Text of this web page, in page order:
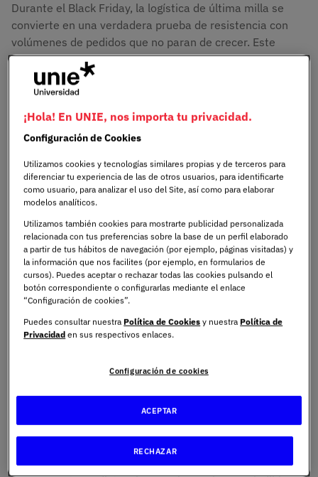
Durante el Black Friday, la logística de última milla se
convierte en una verdadera prueba de resistencia con
volúmenes de pedidos que no paran de crecer. Este
último eslabón en la cadena de suministro,
aparentemente sencillo, esconde desafíos que afectan
directamente en los precios, en los tiempos de entrega y,
sobre todo, en la satisfacción del cliente.
Para enfrentar estos retos, es esencial contar con
profesionales capacitados que puedan implementar
soluciones rápidas y eficientes en la gestión logística.
Programas como el
Máster Universitario en Dirección
forman a expertos capaces de optimizar cada etapa del
proceso, desde el aprovisionamiento hasta la entrega
final, asegurando que, incluso en días de alta demanda
las operaciones se desarrollen con normalidad.
Última milla: Definición y
relevancia en picos de
demanda
La "última milla" en logística se refiere al tramo final del
proceso de entrega de un producto, desde el centro de
distribución hasta la puerta del cliente. Este segmento,
¡Hola! En UNIE, nos importa tu privacidad.
Configuración de Cookies
Utilizamos cookies y tecnologías similares propias y de terceros para
diferenciar tu experiencia de las de otros usuarios, para identificarte
como usuario, para analizar el uso del Site, así como para elaborar
modelos analíticos.
Utilizamos también cookies para mostrarte publicidad personalizada
relacionada con tus preferencias sobre la base de un perfil elaborado
a partir de tus hábitos de navegación (por ejemplo, páginas visitadas) y
la información que nos facilites (por ejemplo, en formularios de
cursos). Puedes aceptar o rechazar todas las cookies pulsando el
botón correspondiente o configurarlas mediante el enlace
“Configuración de cookies”.
Puedes consultar nuestra Política de Cookies y nuestra Política de
Privacidad en sus respectivos enlaces.
Configuración de cookies
RECHAZAR
ACEPTAR